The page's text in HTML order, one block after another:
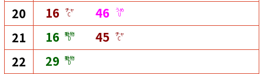
20 16 チャ
C 46 うめ
U
21 16 動物
D 45 チャ
C
22 29 動物
D